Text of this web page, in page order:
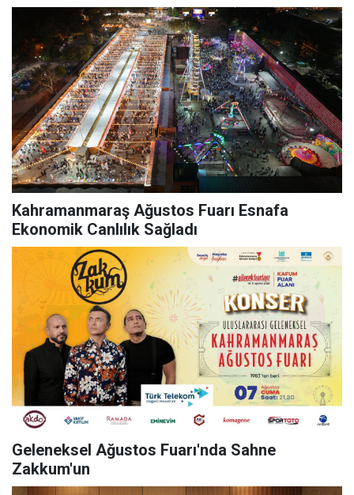
Kahramanmaraş Ağustos Fuarı Esnafa
Ekonomik Canlılık Sağladı
Geleneksel Ağustos Fuarı'nda Sahne
Zakkum'un